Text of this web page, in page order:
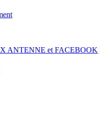
ANTENNE et FACEBOOK